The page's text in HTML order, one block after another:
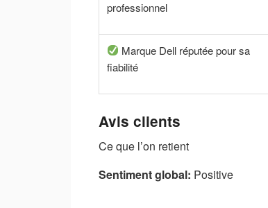
professionnel
Marque Dell réputée pour sa
fiabilité
Avis clients
Ce que l’on retient
Sentiment global: Positive